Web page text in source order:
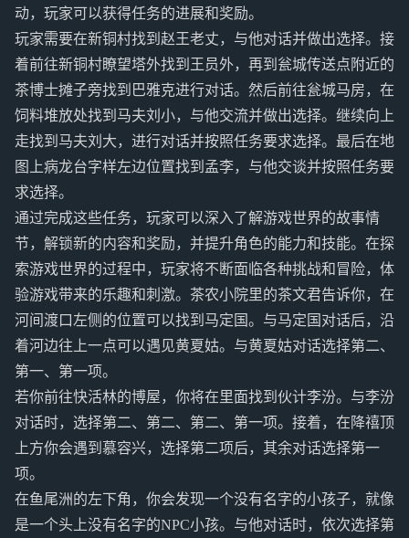
动，玩家可以获得任务的进展和奖励。
玩家需要在新铜村找到赵王老丈，与他对话并做出选择。接
着前往新铜村瞭望塔外找到王员外，再到瓮城传送点附近的
茶博士摊子旁找到巴雅克进行对话。然后前往瓮城马房，在
饲料堆放处找到马夫刘小，与他交流并做出选择。继续向上
走找到马夫刘大，进行对话并按照任务要求选择。最后在地
图上病龙台字样左边位置找到孟李，与他交谈并按照任务要
求选择。
通过完成这些任务，玩家可以深入了解游戏世界的故事情
节，解锁新的内容和奖励，并提升角色的能力和技能。在探
索游戏世界的过程中，玩家将不断面临各种挑战和冒险，体
验游戏带来的乐趣和刺激。茶农小院里的茶文君告诉你，在
河间渡口左侧的位置可以找到马定国。与马定国对话后，沿
着河边往上一点可以遇见黄夏姑。与黄夏姑对话选择第二、
第一、第一项。
若你前往快活林的博屋，你将在里面找到伙计李汾。与李汾
对话时，选择第二、第二、第二、第一项。接着，在降禧顶
上方你会遇到慕容兴，选择第二项后，其余对话选择第一
项。
在鱼尾洲的左下角，你会发现一个没有名字的小孩子，就像
是一个头上没有名字的NPC小孩。与他对话时，依次选择第